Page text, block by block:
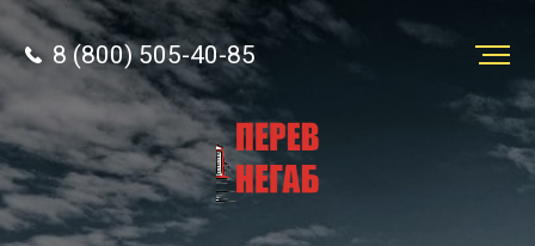
Заказать
перевозку
8 (800) 505-40-85